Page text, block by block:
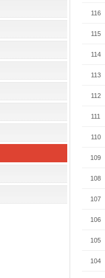
116
115
114
113
112
111
110
109
108
107
106
105
104